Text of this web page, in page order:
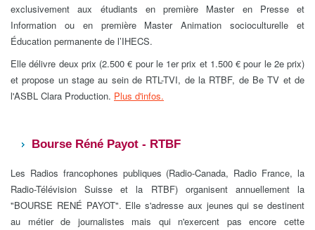
exclusivement aux étudiants en première Master en Presse et
Information ou en première Master Animation socioculturelle et
Éducation permanente de l’IHECS.
Elle délivre deux prix (2.500 € pour le 1er prix et 1.500 € pour le 2e prix)
et propose un stage au sein de RTL-TVI, de la RTBF, de Be TV et de
l'ASBL Clara Production. Plus d'infos.
Bourse Réné Payot - RTBF
Les Radios francophones publiques (Radio-Canada, Radio France, la
Radio-Télévision Suisse et la RTBF) organisent annuellement la
"BOURSE RENÉ PAYOT". Elle s'adresse aux jeunes qui se destinent
au métier de journalistes mais qui n'exercent pas encore cette